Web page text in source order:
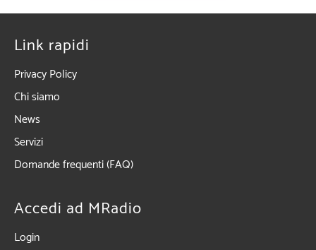
Link rapidi
Privacy Policy
Chi siamo
News
Servizi
Domande frequenti (FAQ)
Accedi ad MRadio
Login